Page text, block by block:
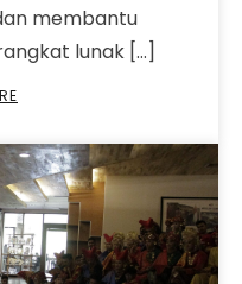
membantu
lunak […]